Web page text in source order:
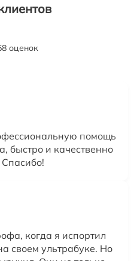
оценок
помощь
быстро и качественно
когда я испортил
своем ультрабуке. Но